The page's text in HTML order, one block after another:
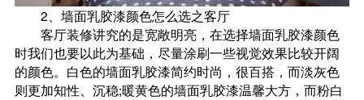
2、墙面乳胶漆颜色怎么选之客厅
客厅装修讲究的是宽敞明亮，在选择墙面乳胶漆颜色
时我们也要以此为基础，尽量涂刷一些视觉效果比较开阔
的颜色。白色的墙面乳胶漆简约时尚，很百搭，而淡灰色
则更加知性、沉稳;暖黄色的墙面乳胶漆温馨大方，而粉白